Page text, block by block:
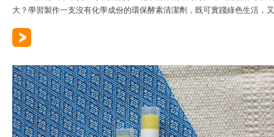
大？學習製作一支沒有化學成份的環保酵素清潔劑，既可實踐綠色生活，